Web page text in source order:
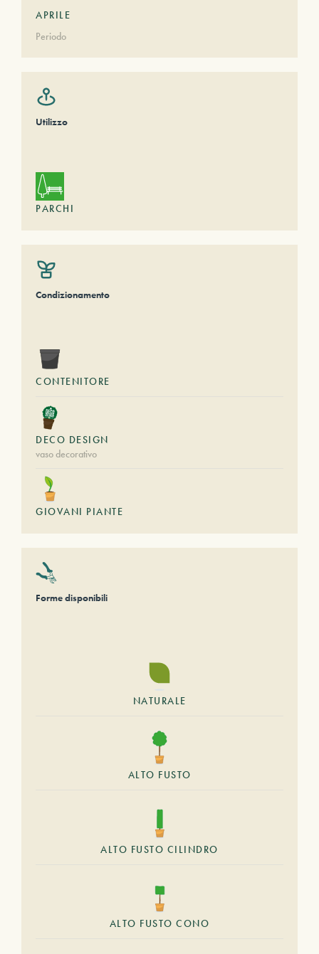
APRILE
Periodo
Utilizzo
PARCHI
Condizionamento
CONTENITORE
DECO DESIGN
vaso decorativo
GIOVANI PIANTE
Forme disponibili
NATURALE
ALTO FUSTO
ALTO FUSTO CILINDRO
ALTO FUSTO CONO